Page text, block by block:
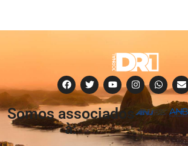
Somos associados
à: